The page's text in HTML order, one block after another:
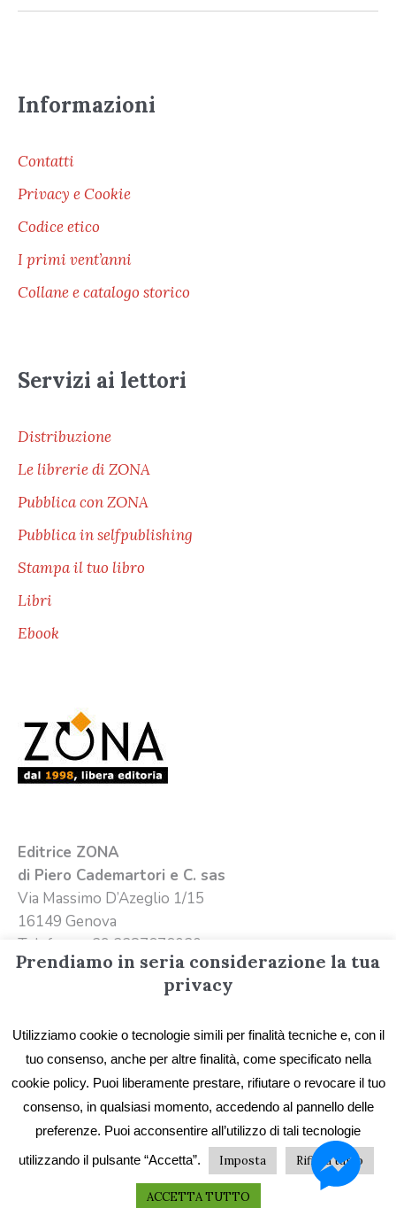
Informazioni
Contatti
Privacy e Cookie
Codice etico
I primi vent’anni
Collane e catalogo storico
Servizi ai lettori
Distribuzione
Le librerie di ZONA
Pubblica con ZONA
Pubblica in selfpublishing
Stampa il tuo libro
Libri
Ebook
Editrice ZONA
di Piero Cademartori e C. sas
Via Massimo D’Azeglio 1/15
16149 Genova
Telefono +39 3387676020
Emailinfo@editricezona.it
/ Editrice ZONA - Immagini e testi sono
proprietà di Editrice ZONA e possono essere
liberamente scaricati citando la fonte
Prendiamo in seria considerazione la tua
privacy
Utilizziamo cookie o tecnologie simili per finalità tecniche e, con il
tuo consenso, anche per altre finalità, come specificato nella
cookie policy. Puoi liberamente prestare, rifiutare o revocare il tuo
consenso, in qualsiasi momento, accedendo al pannello delle
preferenze. Puoi acconsentire all’utilizzo di tali tecnologie
utilizzando il pulsante “Accetta”.
Imposta Rifiuta tutto
ACCETTA TUTTO